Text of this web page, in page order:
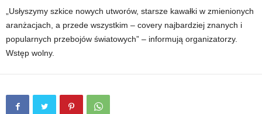
„Usłyszymy szkice nowych utworów, starsze kawałki w zmienionych
aranżacjach, a przede wszystkim – covery najbardziej znanych i
popularnych przebojów światowych” – informują organizatorzy.
Wstęp wolny.